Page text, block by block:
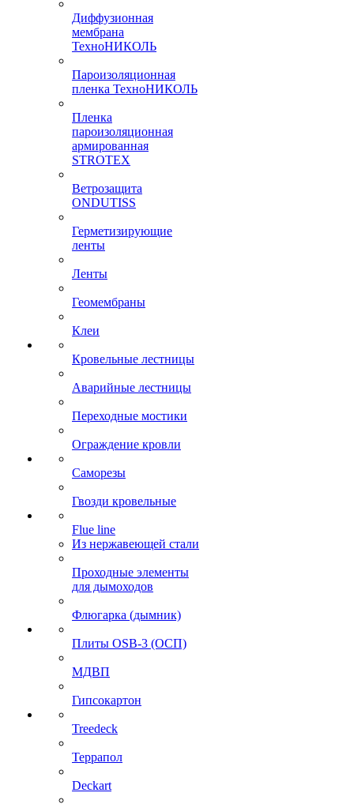
Диффузионная
мембрана
ТехноНИКОЛЬ
Пароизоляционная
пленка ТехноНИКОЛЬ
Пленка
пароизоляционная
армированная
STROTEX
Ветрозащита
ONDUTISS
Герметизирующие
ленты
Ленты
Геомембраны
Клеи
Кровельные лестницы
Аварийные лестницы
Переходные мостики
Ограждение кровли
Саморезы
Гвозди кровельные
Flue line
Из нержавеющей стали
Проходные элементы
для дымоходов
Флюгарка (дымник)
Плиты OSB-3 (ОСП)
МДВП
Гипсокартон
Treedeck
Террапол
Deckart